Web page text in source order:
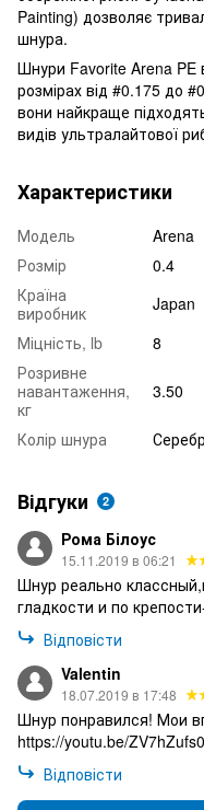
Painting) дозволяє
шнура.
Шнури Favorite Arena PE
розмірах від #0.175 до
вони найкраще
видів ультралайтової
Характеристики
Модель
Arena
Розмір
0.4
Країна
виробник
Japan
Міцність, lb
8
Розривне
навантаження,
кг
3.50
Колір шнура
Відгуки 2
Рома Білоус
15.11.2019 в 06:21
Шнур реально
гладкости и по
Відповісти
Valentin
18.07.2019 в 17:48
Шнур понравился! Мои
https://youtu.be/
Відповісти